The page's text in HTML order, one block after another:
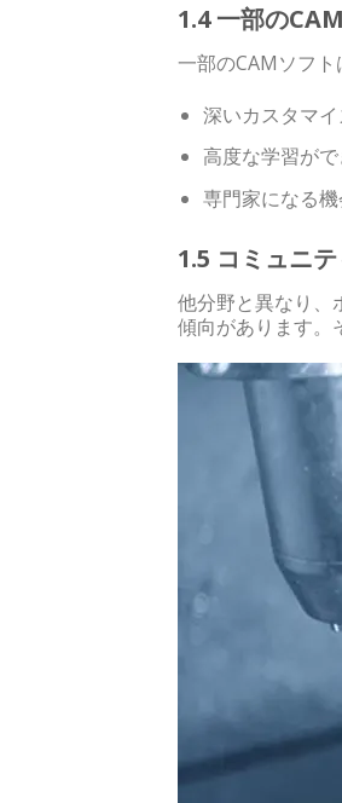
1.4 一部の
一部のCAMソフ
深いカスタマ
高度な学習が
専門家になる
1.5 コミュニ
他分野と異なり、
傾向があります。